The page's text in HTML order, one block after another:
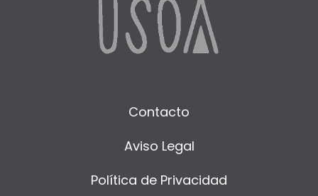
Contacto
Aviso Legal
Política de Privacidad